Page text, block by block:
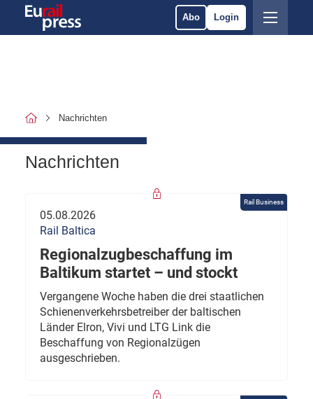
Abo Login
Nachrichten
Nachrichten
Rail Business
05.08.2026
Rail Baltica
Regionalzugbeschaffung im
Baltikum startet – und stockt
Vergangene Woche haben die drei staatlichen
Schienenverkehrsbetreiber der baltischen
Länder Elron, Vivi und LTG Link die
Beschaffung von Regionalzügen
ausgeschrieben.